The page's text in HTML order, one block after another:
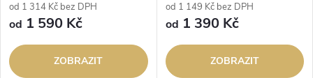
od 1 314 Kč bez DPH
od 1 590 Kč
ZOBRAZIT
od 1 149 Kč bez DPH
od 1 390 Kč
ZOBRAZIT